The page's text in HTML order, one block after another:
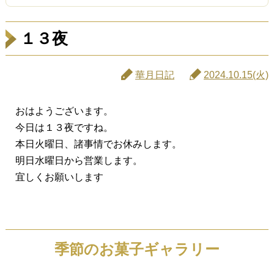
１３夜
華月日記 2024.10.15(火)
おはようございます。
今日は１３夜ですね。
本日火曜日、諸事情でお休みします。
明日水曜日から営業します。
宜しくお願いします
季節のお菓子ギャラリー